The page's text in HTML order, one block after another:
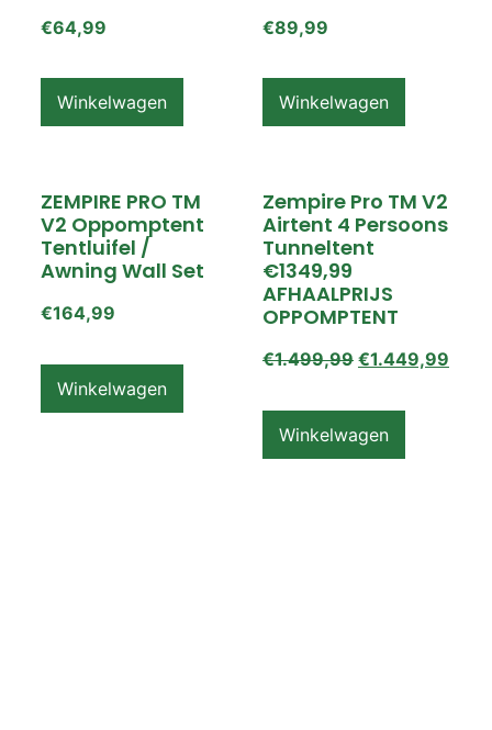
€64,99
Winkelwagen
€89,99
Winkelwagen
ZEMPIRE PRO TM
V2 Oppomptent
Tentluifel /
Awning Wall Set
€164,99
Winkelwagen
Zempire Pro TM V2
Airtent 4 Persoons
Tunneltent
€1349,99
AFHAALPRIJS
OPPOMPTENT
€1.499,99 €1.449,99
Winkelwagen